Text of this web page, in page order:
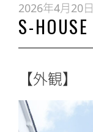
2026年4月20日
S-HOUSE
【外観】